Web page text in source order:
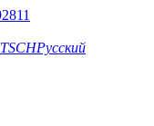
Русский